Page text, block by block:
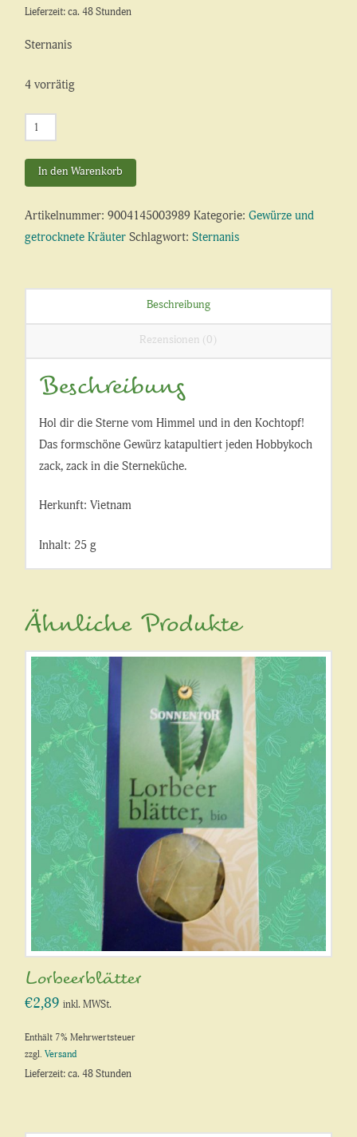
Lieferzeit: ca. 48 Stunden
Sternanis
4 vorrätig
Sternanis
In den Warenkorb
Artikelnummer:9004145003989 Kategorie:Gewürze und
getrocknete Kräuter Schlagwort:Sternanis
Beschreibung
Rezensionen (0)
Beschreibung
Hol dir die Sterne vom Himmel und in den Kochtopf!
Das formschöne Gewürz katapultiert jeden Hobbykoch
zack, zack in die Sterneküche.
Herkunft: Vietnam
Inhalt: 25 g
Ähnliche Produkte
Lorbeerblätter
€2,89 inkl. MWSt.
Enthält 7% Mehrwertsteuer
zzgl.Versand
Lieferzeit: ca. 48 Stunden